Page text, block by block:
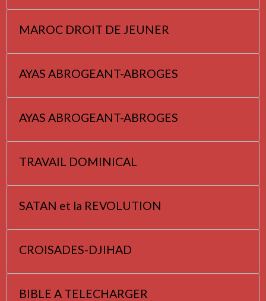
MAROC DROIT DE JEUNER
AYAS ABROGEANT-ABROGES
AYAS ABROGEANT-ABROGES
TRAVAIL DOMINICAL
SATAN et la REVOLUTION
CROISADES-DJIHAD
BIBLE A TELECHARGER